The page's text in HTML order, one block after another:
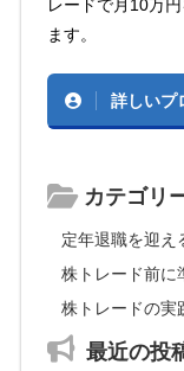
レードで月10万
ます。
詳しいプ
カテゴリ
定年退職を迎え
株トレード前に
株トレードの実
最近の投